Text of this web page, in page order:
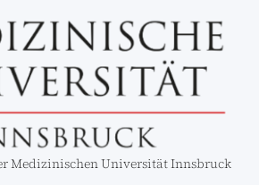
Medizinischen Universität Innsbruck